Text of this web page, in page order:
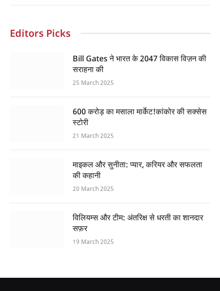
Editors Picks
Bill Gates ने भारत के 2047 विकास विज़न की
सराहना की
25 March 2025
600 करोड़ का मसाला मार्केट!कांकोर की सक्सेस
स्टोरी
21 March 2025
माइकल और सुनीता: प्यार, करियर और सफलता
की कहानी
20 March 2025
विलियम्स और टीम: अंतरिक्ष से धरती का शानदार
सफ़र
19 March 2025